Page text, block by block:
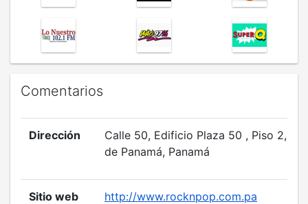
Comentarios
Dirección
Calle 50, Edificio Plaza 50 , Piso 2,
de Panamá, Panamá
Sitio web http://www.rocknpop.com.pa